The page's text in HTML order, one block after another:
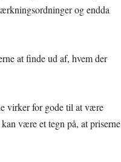
og endda
at finde ud af, hvem der
virker for gode til at være
være et tegn på, at priserne